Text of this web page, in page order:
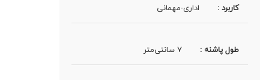
کاربرد : اداری-مهمانی
طول پاشنه : 7 سانتی‌متر